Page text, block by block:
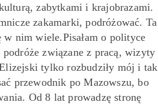
zabytkami i krajobrazami.
zakamarki, podróżować. Ta
w nim wiele.Pisałam o polityce
związane z pracą, wizyty
tylko rozbudziły mój i tak
przewodnik po Mazowszu, bo
Od 8 lat prowadzę stronę